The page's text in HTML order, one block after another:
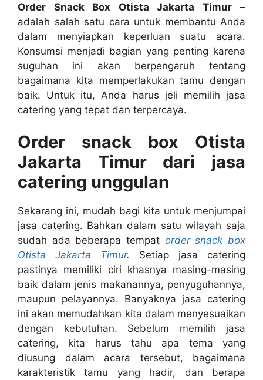
Order Snack Box Otista Jakarta Timur–
adalah salah satu cara untuk membantu Anda
dalam menyiapkan keperluan suatu acara.
Konsumsi menjadi bagian yang penting karena
suguhan ini akan berpengaruh tentang
bagaimana kita memperlakukan tamu dengan
baik. Untuk itu, Anda harus jeli memilih jasa
catering yang tepat dan terpercaya.
Order snack box Otista
Jakarta Timur dari jasa
catering unggulan
Sekarang ini, mudah bagi kita untuk menjumpai
jasa catering. Bahkan dalam satu wilayah saja
sudah ada beberapa tempat order snack box
Otista Jakarta Timur. Setiap jasa catering
pastinya memiliki ciri khasnya masing-masing
baik dalam jenis makanannya, penyuguhannya,
maupun pelayannya. Banyaknya jasa catering
ini akan memudahkan kita dalam menyesuaikan
dengan kebutuhan. Sebelum memilih jasa
catering, kita harus tahu apa tema yang
diusung dalam acara tersebut, bagaimana
karakteristik tamu yang hadir, dan berapa